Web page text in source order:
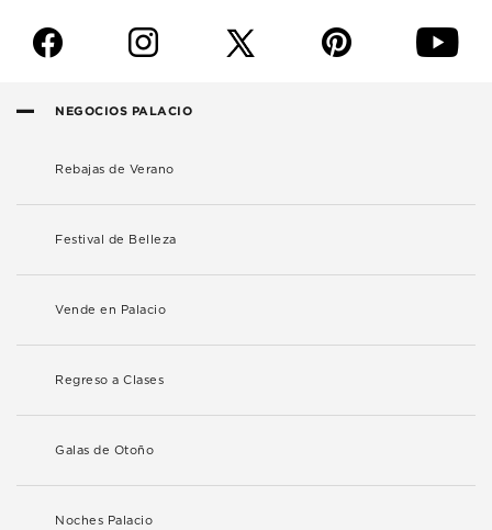
f i p y
NEGOCIOS PALACIO
Rebajas de Verano
Festival de Belleza
Vende en Palacio
Regreso a Clases
Galas de Otoño
Noches Palacio